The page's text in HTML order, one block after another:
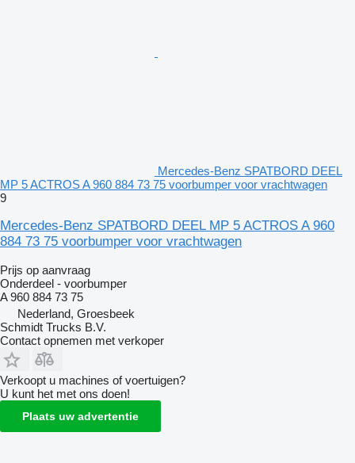
Mercedes-Benz SPATBORD DEEL
MP 5 ACTROS A 960 884 73 75 voorbumper voor vrachtwagen
9
Mercedes-Benz SPATBORD DEEL MP 5 ACTROS A 960
884 73 75 voorbumper voor vrachtwagen
Prijs op aanvraag
Onderdeel - voorbumper
A 960 884 73 75
Nederland, Groesbeek
Schmidt Trucks B.V.
Contact opnemen met verkoper
Verkoopt u machines of voertuigen?
U kunt het met ons doen!
Plaats uw advertentie